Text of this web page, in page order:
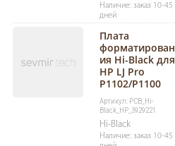
Наличие: заказ 10-45
дней
Плата
форматирован
ия Hi-Black для
HP LJ Pro
P1102/P1100
Артикул: PCB_Hi-
Black_HP_3929221
Hi-Black
Наличие: заказ 10-45